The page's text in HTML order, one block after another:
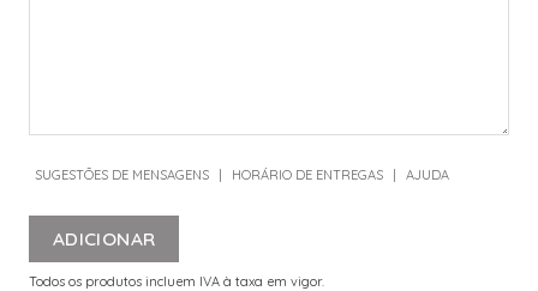
SUGESTÕES DE MENSAGENS | HORÁRIO DE ENTREGAS | AJUDA
ADICIONAR
Todos os produtos incluem IVA à taxa em vigor.